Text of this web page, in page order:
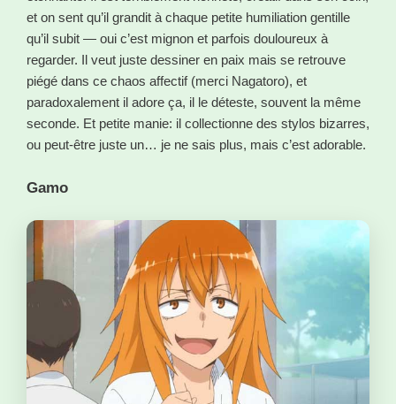
et on sent qu’il grandit à chaque petite humiliation gentille
qu’il subit — oui c’est mignon et parfois douloureux à
regarder. Il veut juste dessiner en paix mais se retrouve
piégé dans ce chaos affectif (merci Nagatoro), et
paradoxalement il adore ça, il le déteste, souvent la même
seconde. Et petite manie: il collectionne des stylos bizarres,
ou peut-être juste un… je ne sais plus, mais c’est adorable.
Gamo